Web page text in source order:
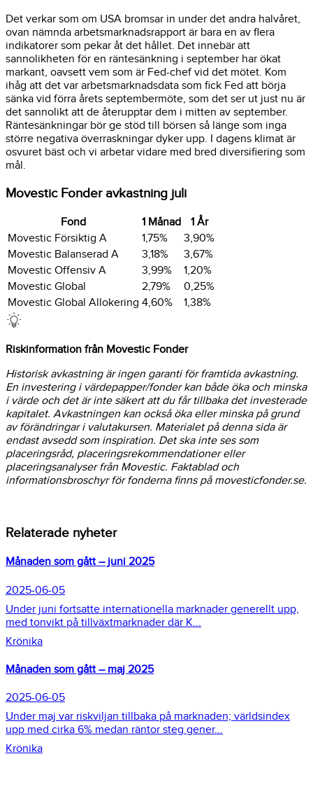
Det verkar som om USA bromsar in under det andra halvåret,
ovan nämnda arbetsmarknadsrapport är bara en av flera
indikatorer som pekar åt det hållet. Det innebär att
sannolikheten för en räntesänkning i september har ökat
markant, oavsett vem som är Fed-chef vid det mötet. Kom
ihåg att det var arbetsmarknadsdata som fick Fed att börja
sänka vid förra årets septembermöte, som det ser ut just nu är
det sannolikt att de återupptar dem i mitten av september.
Räntesänkningar bör ge stöd till börsen så länge som inga
större negativa överraskningar dyker upp. I dagens klimat är
osvuret bäst och vi arbetar vidare med bred diversifiering som
mål.
Movestic Fonder avkastning juli
Fond 1 Månad
1 År
Movestic Försiktig A
1,75%
3,90%
Movestic Balanserad A
3,18%
3,67%
Movestic Offensiv A
3,99%
1,20%
Movestic Global
2,79%
0,25%
Movestic Global Allokering 4,60% 1,38%
Riskinformation från Movestic Fonder
Historisk avkastning är ingen garanti för framtida avkastning.
En investering i värdepapper/fonder kan både öka och minska
i värde och det är inte säkert att du får tillbaka det investerade
kapitalet. Avkastningen kan också öka eller minska på grund
av förändringar i valutakursen. Materialet på denna sida är
endast avsedd som inspiration. Det ska inte ses som
placeringsråd, placeringsrekommendationer eller
placeringsanalyser från Movestic. Faktablad och
informationsbroschyr för fonderna finns på movesticfonder.se.
Relaterade nyheter
Månaden som gått – juni 2025
2025-06-05
Under juni fortsatte internationella marknader generellt upp,
med tonvikt på tillväxtmarknader där K...
Krönika
Månaden som gått – maj 2025
2025-06-05
Under maj var riskviljan tillbaka på marknaden; världsindex
upp med cirka 6% medan räntor steg gener...
Krönika